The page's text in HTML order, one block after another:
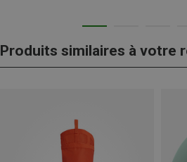
Produits similaires à votre